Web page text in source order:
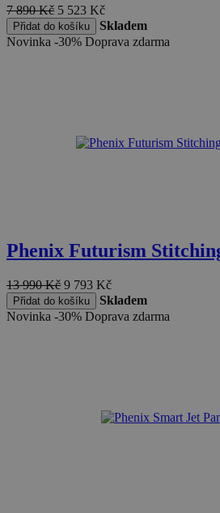
7 890Kč 5 523 Kč
Přidat do košíku
Skladem
Novinka -30% Doprava zdarma
Phenix Futurism
13 990Kč 9 793 Kč
Přidat do košíku
Skladem
Novinka -30% Doprava zdarma